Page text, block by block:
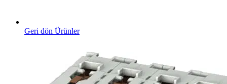
Geri dön Ürünler